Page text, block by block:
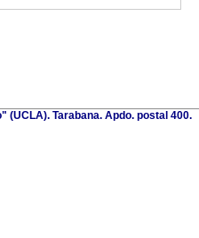
Tarabana. Apdo. postal 400.